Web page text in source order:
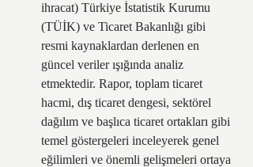
ihracat) Türkiye İstatistik Kurumu
(TÜİK) ve Ticaret Bakanlığı gibi
resmi kaynaklardan derlenen en
güncel veriler ışığında analiz
etmektedir. Rapor, toplam ticaret
hacmi, dış ticaret dengesi, sektörel
dağılım ve başlıca ticaret ortakları gibi
temel göstergeleri inceleyerek genel
eğilimleri ve önemli gelişmeleri ortaya